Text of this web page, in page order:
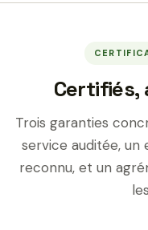
Certifiés,
Trois garanties
service auditée,
reconnu, et un